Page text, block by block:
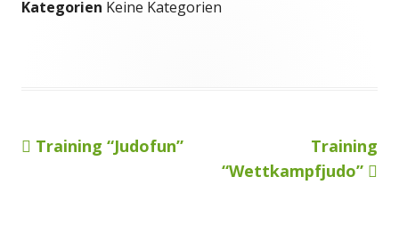
Kategorien Keine Kategorien
Beitragsnavigation
Vorheriger
Training “Judofun”
Nächster
Beitrag
Training
“Wettkampfjudo”